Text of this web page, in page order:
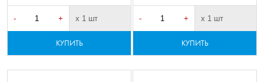
- + х 1 шт
КУПИТЬ
- + х 1 шт
КУПИТЬ